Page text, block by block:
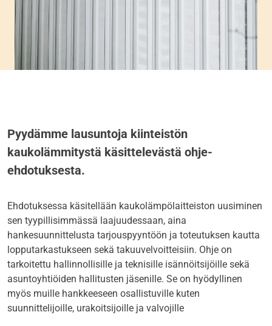
Pyydämme lausuntoja kiinteistön
kaukolämmitystä käsittelevästä ohje-
ehdotuksesta.
Ehdotuksessa käsitellään kaukolämpölaitteiston uusiminen
sen tyypillisimmässä laajuudessaan, aina
hankesuunnittelusta tarjouspyyntöön ja toteutuksen kautta
lopputarkastukseen sekä takuuvelvoitteisiin. Ohje on
tarkoitettu hallinnollisille ja teknisille isännöitsijöille sekä
asuntoyhtiöiden hallitusten jäsenille. Se on hyödyllinen
myös muille hankkeeseen osallistuville kuten
suunnittelijoille, urakoitsijoille ja valvojille